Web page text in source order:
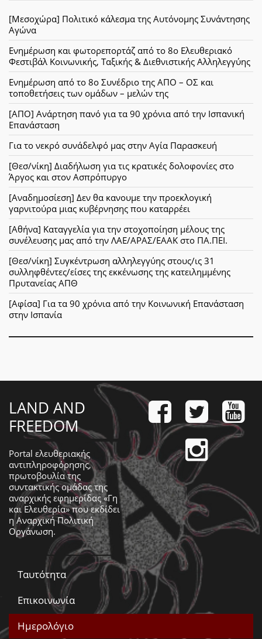
[Μεσοχώρα] Πολιτικό κάλεσμα της Αυτόνομης Συνάντησης
Αγώνα
Ενημέρωση και φωτορεπορτάζ από το 8ο Ελευθεριακό
Φεστιβάλ Κοινωνικής, Ταξικής & Διεθνιστικής Αλληλεγγύης
Ενημέρωση από το 8ο Συνέδριο της ΑΠΟ – ΟΣ και
τοποθετήσεις των ομάδων – μελών της
[ΑΠΟ] Ανάρτηση πανό για τα 90 χρόνια από την Ισπανική
Επανάσταση
Για το νεκρό συνάδελφό μας στην Αγία Παρασκευή
[Θεσ/νίκη] Διαδήλωση για τις κρατικές δολοφονίες στο
Άργος και στον Ασπρόπυργο
[Αναδημοσίεση] Δεν θα κανουμε την προεκλογική
γαρνιτούρα μιας κυβέρνησης που καταρρέει
[Αθήνα] Καταγγελία για την στοχοποίηση μέλους της
συνέλευσης μας από την ΛΑΕ/ΑΡΑΣ/ΕΑΑΚ στο ΠΑ.ΠΕΙ.
[Θεσ/νίκη] Συγκέντρωση αλληλεγγύης στους/ις 31
συλληφθέντες/είσες της εκκένωσης της κατειλημμένης
Πρυτανείας ΑΠΘ
[Αφίσα] Για τα 90 χρόνια από την Κοινωνική Επανάσταση
στην Ισπανία
LAND AND
FREEDOM
Portal ελευθεριακής
αντιπληροφόρησης,
πρωτοβουλία της
συντακτικής ομάδας της
αναρχικής εφημερίδας «Γη
και Ελευθερία» που εκδίδει
ηΑναρχική Πολιτική
Οργάνωση.
Ταυτότητα
Επικοινωνία
Ημερολόγιο